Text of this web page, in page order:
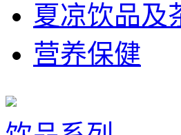
夏凉饮品及
营养保健